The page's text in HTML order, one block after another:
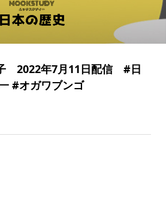
2022年7月11日配信 #日
#オガワブンゴ